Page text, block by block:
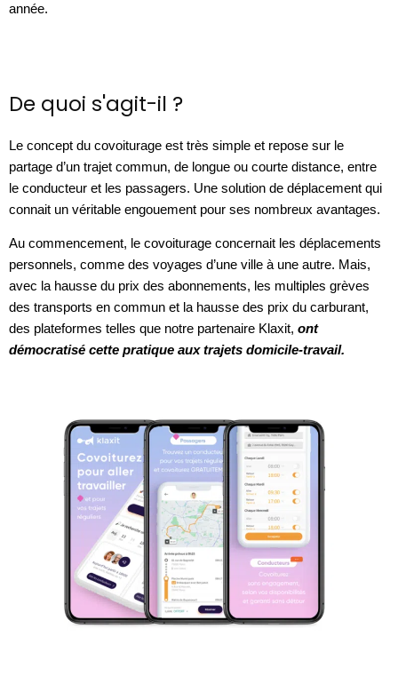
année.
De quoi s'agit-il ?
Le concept du covoiturage est très simple et repose sur le
partage d’un trajet commun, de longue ou courte distance, entre
le conducteur et les passagers. Une solution de déplacement qui
connait un véritable engouement pour ses nombreux avantages.
Au commencement, le covoiturage concernait les déplacements
personnels, comme des voyages d’une ville à une autre. Mais,
avec la hausse du prix des abonnements, les multiples grèves
des transports en commun et la hausse des prix du carburant,
des plateformes telles que notre partenaire Klaxit, ont
démocratisé cette pratique aux trajets domicile-travail.